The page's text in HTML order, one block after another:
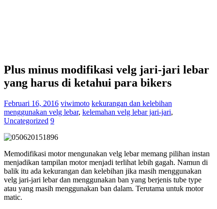
Plus minus modifikasi velg jari-jari lebar
yang harus di ketahui para bikers
Februari 16, 2016 viwimoto kekurangan dan kelebihan
menggunakan velg lebar, kelemahan velg lebar jari-jari,
Uncategorized 9
Memodifikasi motor mengunakan velg lebar memang pilihan instan
menjadikan tampilan motor menjadi terlihat lebih gagah. Namun di
balik itu ada kekurangan dan kelebihan jika masih menggunakan
velg jari-jari lebar dan menggunakan ban yang berjenis tube type
atau yang masih menggunakan ban dalam. Terutama untuk motor
matic.